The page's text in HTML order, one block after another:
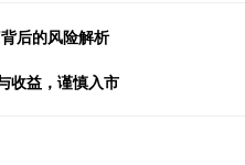
后的风险解析
收益，谨慎入市